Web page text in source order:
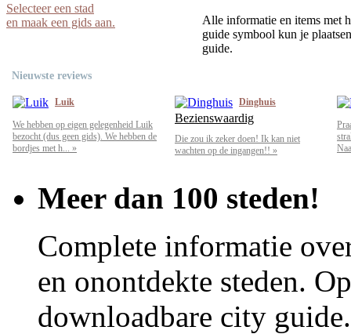
Selecteer een stad
en maak een gids aan.
Alle informatie en items met
guide symbool kun je
guide.
Nieuwste reviews
Luik
We hebben op eigen gelegenheid Luik
bezocht (dus geen gids). We hebben de
bordjes met h... »
Dinghuis
Bezienswaardig
Die zou ik zeker doen! Ik kan niet
wachten op de ingangen!! »
Meer dan 100 steden!
Complete informatie
en onontdekte steden.
downloadbare city guide.